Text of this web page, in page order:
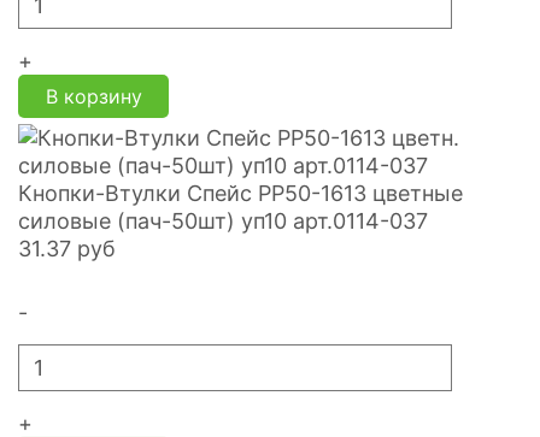
+
В корзину
Кнопки-Втулки Спейс PP50-1613 цветные
силовые (пач-50шт) уп10 арт.0114-037
31.37 руб
-
+